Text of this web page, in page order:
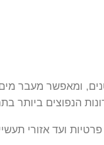
ומאפשר
הנפוצים ביותר
ועד אזורי